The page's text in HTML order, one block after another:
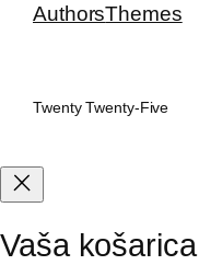
AuthorsThemes
Twenty Twenty-Five
Vaša košarica